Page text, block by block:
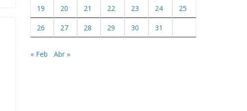
19 20 21 22 23 24 25
26 27 28 29 30 31
« Feb Abr »